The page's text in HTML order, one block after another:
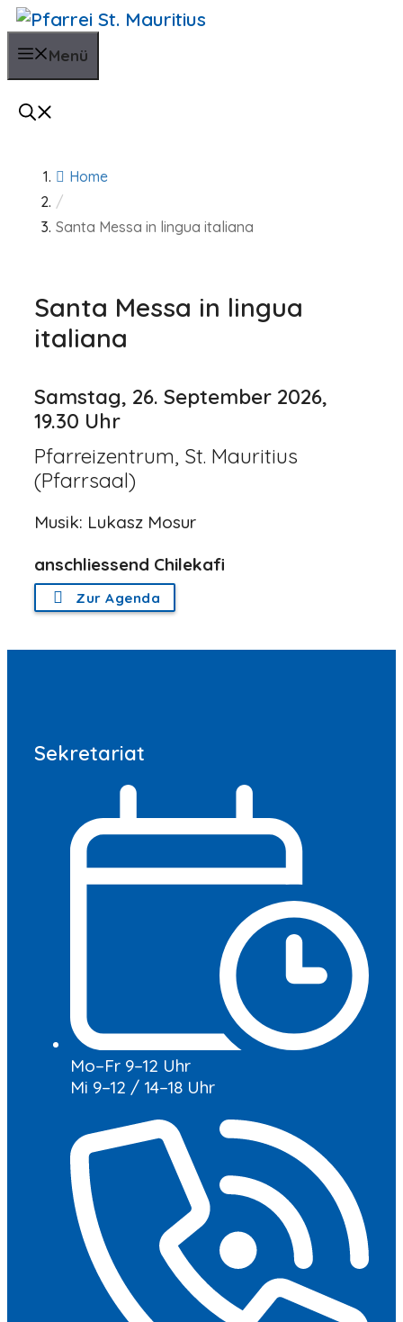
Zum
Inhalt
springen
Menü
Home
/
Santa Messa in lingua italiana
Santa Messa in lingua
italiana
Samstag, 26. September 2026,
19.30 Uhr
Pfarreizentrum, St. Mauritius
(Pfarrsaal)
Musik: Lukasz Mosur
anschliessend Chilekafi
Zur Agenda
Sekretariat
Mo–Fr 9–12 Uhr
Mi 9–12 / 14–18 Uhr